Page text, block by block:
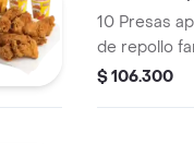
10 Presas
de repollo
litros)
$ 106.300